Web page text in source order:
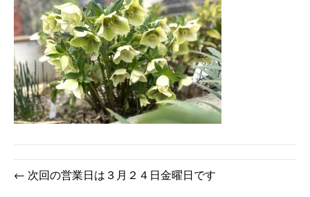
← 次回の営業日は３月２４日金曜日です